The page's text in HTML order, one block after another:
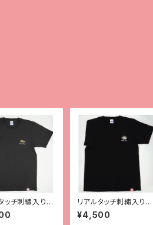
ッチ刺繡入りT
ャホウア】
リアルタッチ刺繡入りT
シャツ【レオパ（ハイイエ
ロー）】
¥4,500